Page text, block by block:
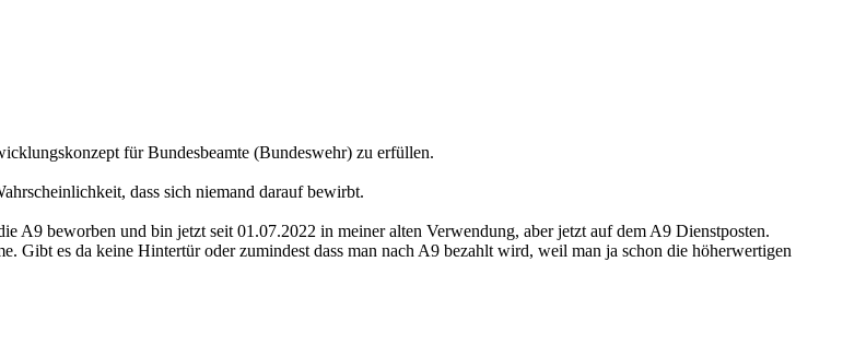
für Bundesbeamte (Bundeswehr) zu erfüllen.
dass sich niemand darauf bewirbt.
A9 beworben und bin jetzt seit 01.07.2022 in meiner alten Verwendung, aber jetzt auf dem A9 Dienstposten.
es da keine Hintertür oder zumindest dass man nach A9 bezahlt wird, weil man ja schon die höherwertigen